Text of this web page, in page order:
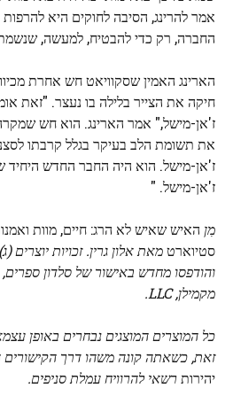
אמר להרינג, הסיבה לחוקים היא
החברה, רק כדי להבטיח, למעשה,
הארינג האמין שסקוויאט חש אחרת
חיקה את הצייר בלילה בו נעצר. "זאת
ז'אן-מישל," אמר הארינג. הוא חש
את תשומת הלב בעיקר בגלל קרבתו
ז'אן-מישל. הוא היה החבר החדש היחיד
ז'אן-מישל. "
מִן האיש שאיש לא הרג: חיים, מוות
סטיוארט
והודפסו מחדש באישור של סלדון
מקמילן, LLC.
כל המוצרים המוצגים נבחרים באופן
זאת, כשאתה קונה משהו דרך הקישורים
יהירותרשאי להרוויח עמלת סניפים.